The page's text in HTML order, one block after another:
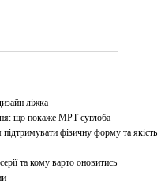
ліжка
що покаже МРТ суглоба
фізичну форму та якість
та кому варто оновитись